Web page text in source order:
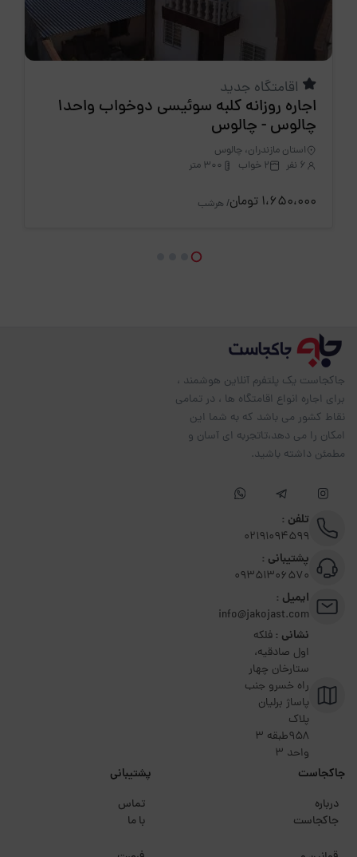
اقامتگاه جدید
اجاره روزانه کلبه سوئیسی دوخواب واحد1
چالوس - چالوس
استان مازندران، چالوس
6 نفر
2 خواب 300 متر
1،650،000 تومان / هرشب
جاکجاست یک پلتفرم آنلاین هوشمند ،
برای اجاره انواع اقامتگاه ها ، در تمامی
نقاط کشور می باشد که به شما این
امکان را می دهد،تاتجربه ای آسان و
مطمئن داشته باشید.
تلفن :
02191094599
پشتیبانی :
09351306570
ایمیل :
info@jakojast.com
نشانی :فلکه
اول صادقیه،
ستارخان چهار
راه خسرو جنب
پاساژ برلیان
پلاک
۹۵۸طبقه 3
واحد 3
جاکجاست
درباره
جاکجاست
پشتیبانی
تماس
با ما